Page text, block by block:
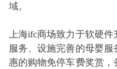
域。
上海ifc商场致力于软硬
服务、设施完善的母婴
惠的购物免停车费奖赏，